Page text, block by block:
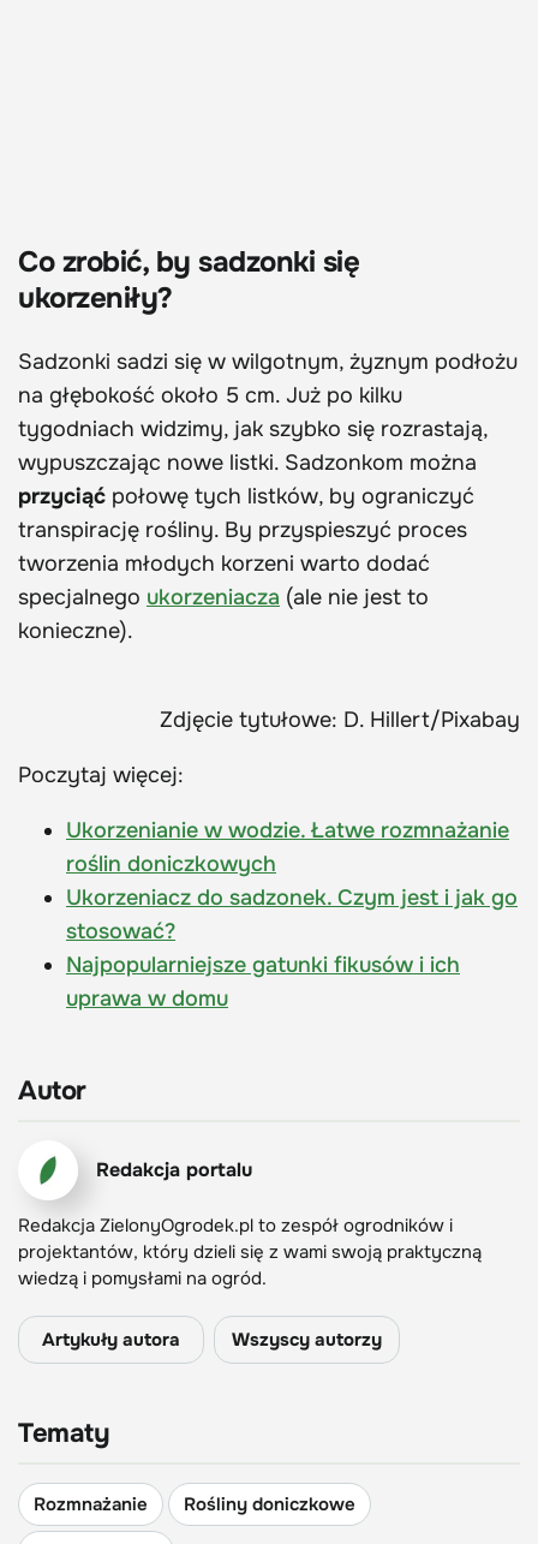
Co zrobić, by sadzonki się
ukorzeniły?
Sadzonki sadzi się w wilgotnym, żyznym podłożu
na głębokość około 5 cm. Już po kilku
tygodniach widzimy, jak szybko się rozrastają,
wypuszczając nowe listki. Sadzonkom można
przyciąć połowę tych listków, by ograniczyć
transpirację rośliny. By przyspieszyć proces
tworzenia młodych korzeni warto dodać
specjalnego ukorzeniacza (ale nie jest to
konieczne).
Zdjęcie tytułowe: D. Hillert/Pixabay
Poczytaj więcej:
Ukorzenianie w wodzie. Łatwe rozmnażanie
roślin doniczkowych
Ukorzeniacz do sadzonek. Czym jest i jak go
stosować?
Najpopularniejsze gatunki fikusów i ich
uprawa w domu
Autor
Redakcja portalu
Redakcja ZielonyOgrodek.pl to zespół ogrodników i
projektantów, który dzieli się z wami swoją praktyczną
wiedzą i pomysłami na ogród.
Artykuły autora Wszyscy autorzy
Tematy
Rozmnażanie
Rośliny doniczkowe